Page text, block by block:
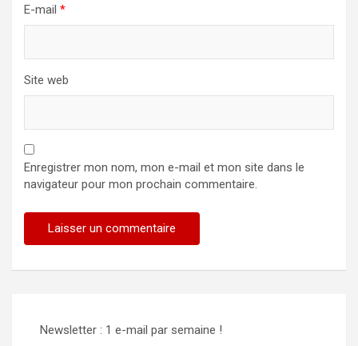
E-mail *
Site web
Enregistrer mon nom, mon e-mail et mon site dans le
navigateur pour mon prochain commentaire.
Newsletter : 1 e-mail par semaine !